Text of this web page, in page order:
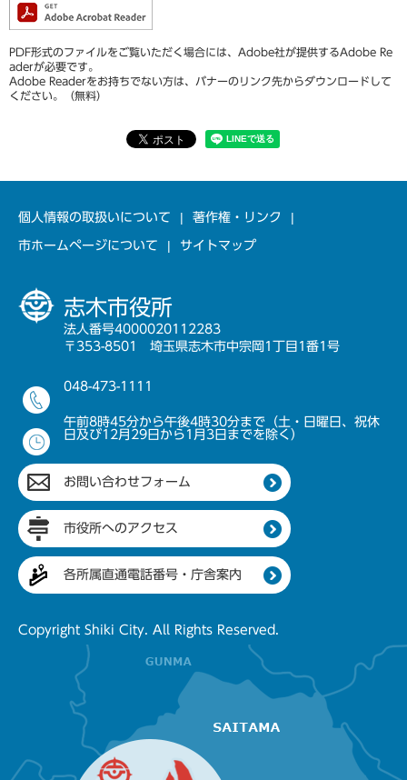
PDF形式のファイルをご覧いただく場合には、Adobe社が提供するAdobe Re
aderが必要です。
Adobe Readerをお持ちでない方は、バナーのリンク先からダウンロードして
ください。（無料）
個人情報の取扱いについて 著作権・リンク
市ホームページについて サイトマップ
志木市役所
法人番号4000020112283
〒353-8501 埼玉県志木市中宗岡1丁目1番1号
048-473-1111
午前8時45分から午後4時30分まで（土・日曜日、祝休
日及び12月29日から1月3日までを除く）
お問い合わせフォーム
市役所へのアクセス
各所属直通電話番号・庁舎案内
Copyright Shiki City. All Rights Reserved.